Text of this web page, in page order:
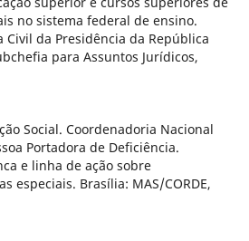
no sistema federal de ensino.
Civil da Presidência da República
para Assuntos Jurídicos,
Social. Coordenadoria Nacional
Portadora de Deficiência.
e linha de ação sobre
especiais. Brasília: MAS/CORDE,